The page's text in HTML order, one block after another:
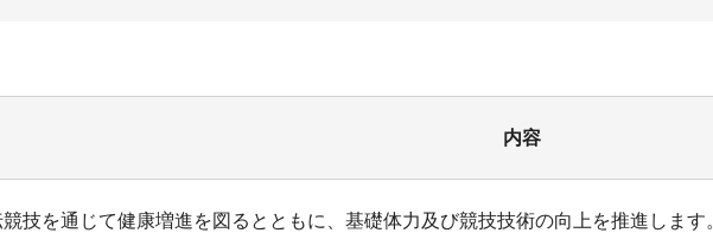
内容
技を通じて健康増進を図るとともに、基礎体力及び競技技術の向上を推進します